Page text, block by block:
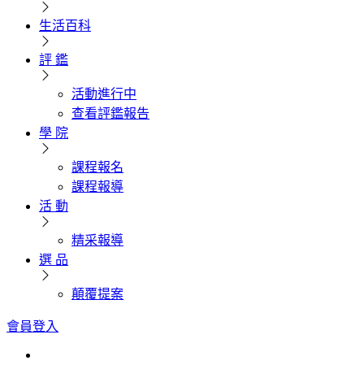
生活百科
評 鑑
活動進行中
查看評鑑報告
學 院
課程報名
課程報導
活 動
精采報導
選 品
顛覆提案
會員登入